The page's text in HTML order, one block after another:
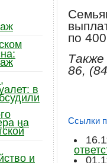
по
86,
Ссылки
в
на
и